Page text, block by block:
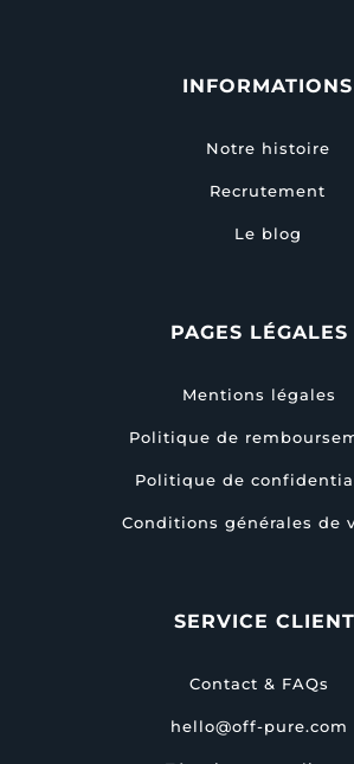
INFORMATIONS
Notre histoire
Recrutement
Le blog
PAGES LÉGALES
Mentions légales
Politique de
Politique de
Conditions générales de
SERVICE CLIENT
Contact & FAQs
hello@off-pure.com